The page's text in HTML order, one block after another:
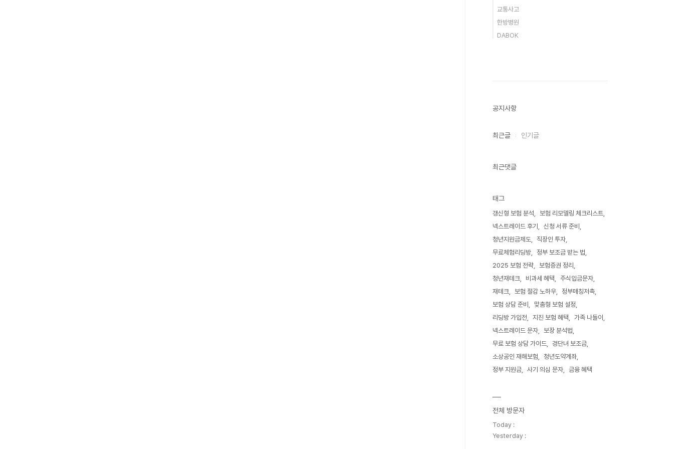
교통사고
한방병원
DABOK
공지사항
최근글 인기글
최근댓글
태그
갱신형 보험 분석
보험 리모델링 체크리스트
넥스트레이드 후기
신청 서류 준비
청년지원금제도
직장인 투자
무료체험리딩방
정부 보조금 받는 법
2025 보험 전략
보험증권 정리
청년재테크
비과세 혜택
주식입금문자
재테크
보험 절감 노하우
정부매칭저축
보험 상담 준비
맞춤형 보험 설정
리딩방 가입전
지진 보험 혜택
가족 나들이
넥스트레이드 문자
보장 분석법
무료 보험 상담 가이드
경단녀 보조금
소상공인 재해보험
청년도약계좌
정부 지원금
사기 의심 문자 금융 혜택
전체 방문자
Today :
Yesterday :